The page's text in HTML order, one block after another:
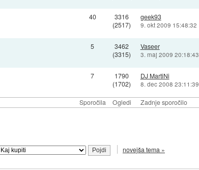
Sporočila Ogledi Zadnje sporočilo
40
3316
(2517)
geek93
9. okt 2009 15:48:32
5
3462
(3315)
Vaseer
3. maj 2009 20:18:43
7
1790
(1702)
DJ MartiNi
8. dec 2008 23:11:39
novejša tema »